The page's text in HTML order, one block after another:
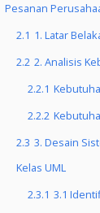
Pesanan
2.1 1. Latar
2.2 2. Analisis
2.2.1
2.2.2
2.3 3. Desain
Kelas UML
2.3.1 3.1